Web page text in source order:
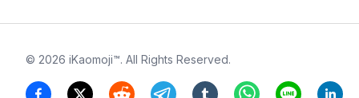
© 2026 iKaomoji™. All Rights Reserved.